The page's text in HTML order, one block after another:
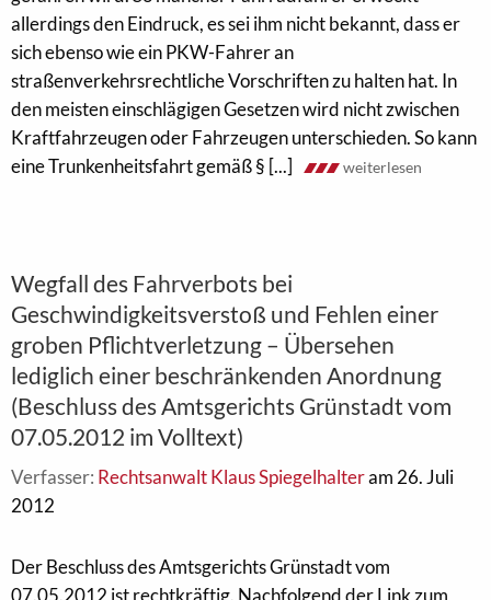
allerdings den Eindruck, es sei ihm nicht bekannt, dass er
sich ebenso wie ein PKW-Fahrer an
straßenverkehrsrechtliche Vorschriften zu halten hat. In
den meisten einschlägigen Gesetzen wird nicht zwischen
Kraftfahr­zeugen oder Fahr­zeugen unterschieden. So kann
eine Trunkenheitsfahrt gemäß § [...]
weiterlesen
Wegfall des Fahrverbots bei
Geschwindigkeitsverstoß und Fehlen einer
groben Pflichtverletzung – Übersehen
lediglich einer beschränkenden Anordnung
(Beschluss des Amtsgerichts Grünstadt vom
07.05.2012 im Volltext)
Verfasser: Rechtsanwalt Klaus Spiegelhalteram 26. Juli
2012
Der Beschluss des Amtsgerichts Grünstadt vom
07.05.2012 ist rechtkräftig. Nachfolgend der Link zum